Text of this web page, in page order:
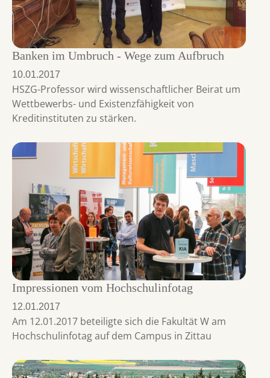
Banken im Umbruch - Wege zum Aufbruch
10.01.2017
HSZG-Professor wird wissenschaftlicher Beirat um
Wettbewerbs- und Existenzfähigkeit von
Kreditinstituten zu stärken.
Impressionen vom Hochschulinfotag
12.01.2017
Am 12.01.2017 beteiligte sich die Fakultät W am
Hochschulinfotag auf dem Campus in Zittau